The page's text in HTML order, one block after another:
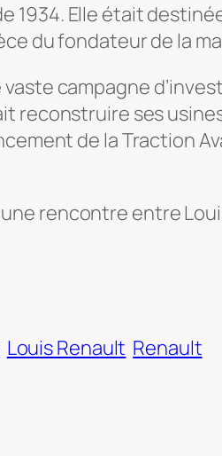
1934. Elle était
du fondateur de la
campagne
reconstruire ses
de la Traction
rencontre entre
Louis Renault Renault